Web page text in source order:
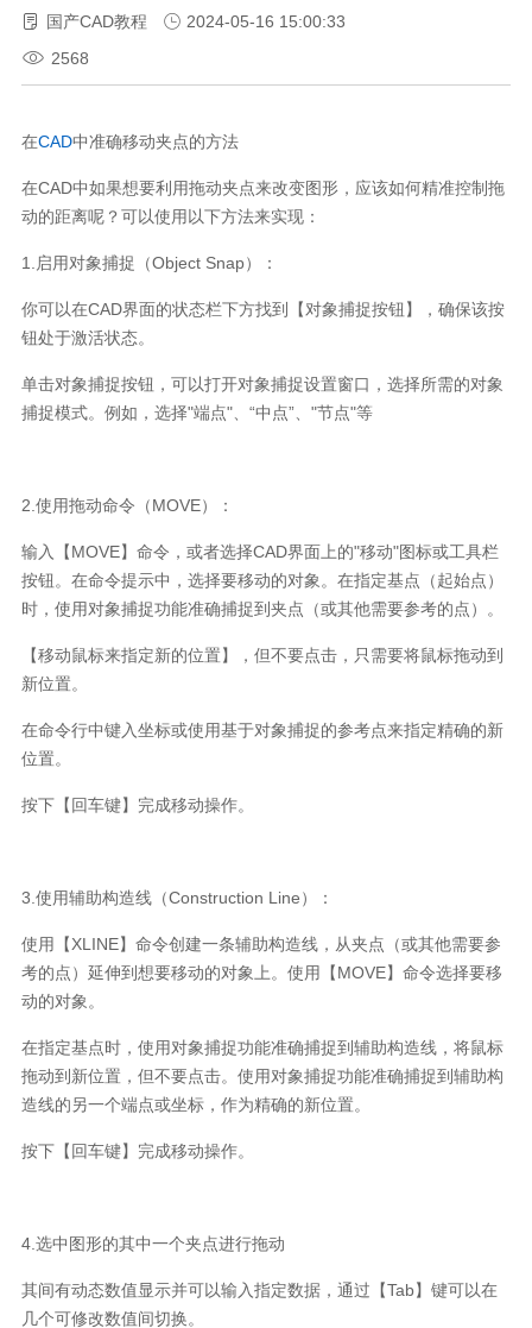
国产CAD教程
2024-05-16 15:00:33
2568
在CAD中准确移动夹点的方法
在CAD中如果想要利用拖动夹点来改变图形，应该如何精准控制拖
动的距离呢？可以使用以下方法来实现：
1. 启用对象捕捉（Object Snap）：
你可以在CAD界面的状态栏下方找到【对象捕捉按钮】，确保该按
钮处于激活状态。
单击对象捕捉按钮，可以打开对象捕捉设置窗口，选择所需的对象
捕捉模式。例如，选择"端点"、 “中点”、 "节点"等
2. 使用拖动命令（MOVE）：
输入【MOVE】命令，或者选择CAD界面上的"移动"图标或工具栏
按钮。在命令提示中，选择要移动的对象。在指定基点（起始点）
时，使用对象捕捉功能准确捕捉到夹点（或其他需要参考的点）。
【移动鼠标来指定新的位置】，但不要点击，只需要将鼠标拖动到
新位置。
在命令行中键入坐标或使用基于对象捕捉的参考点来指定精确的新
位置。
按下【回车键】完成移动操作。
3. 使用辅助构造线（Construction Line）：
使用【XLINE】命令创建一条辅助构造线，从夹点（或其他需要参
考的点）延伸到想要移动的对象上。使用【MOVE】命令选择要移
动的对象。
在指定基点时，使用对象捕捉功能准确捕捉到辅助构造线，将鼠标
拖动到新位置，但不要点击。使用对象捕捉功能准确捕捉到辅助构
造线的另一个端点或坐标，作为精确的新位置。
按下【回车键】完成移动操作。
4. 选中图形的其中一个夹点进行拖动
其间有动态数值显示并可以输入指定数据，通过【Tab】键可以在
几个可修改数值间切换。